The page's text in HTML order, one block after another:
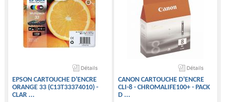
EPSON CARTOUCHE D'ENCRE
ORANGE 33 (C13T33374010) -
CLAR ...
CANON CARTOUCHE D'ENCRE
CLI-8 - CHROMALIFE100+ - PACK
D ...